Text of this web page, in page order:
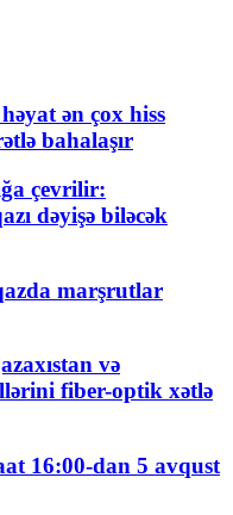
ən çox hiss
bahalaşır
çevrilir:
dəyişə biləcək
marşrutlar
və
fiber-optik xətlə
16:00-dan 5 avqust